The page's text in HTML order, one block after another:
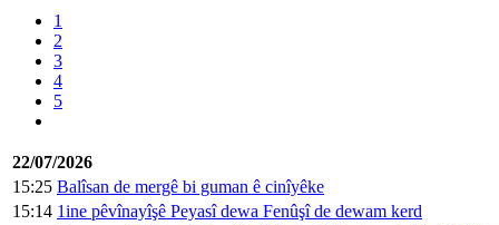
1
2
3
4
5
22/07/2026
15:25 Balîsan de mergê bi guman ê cinîyêke
15:14 1ine pêvînayîşê Peyasî dewa Fenûşî de dewam kerd